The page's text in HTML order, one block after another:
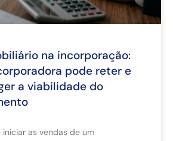
na incorporação:
pode reter e
a viabilidade do
as vendas de um